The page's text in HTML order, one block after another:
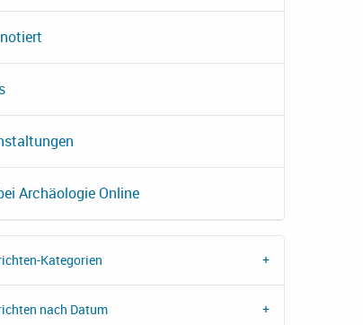
Archäologie Online
Kategorien
nach Datum